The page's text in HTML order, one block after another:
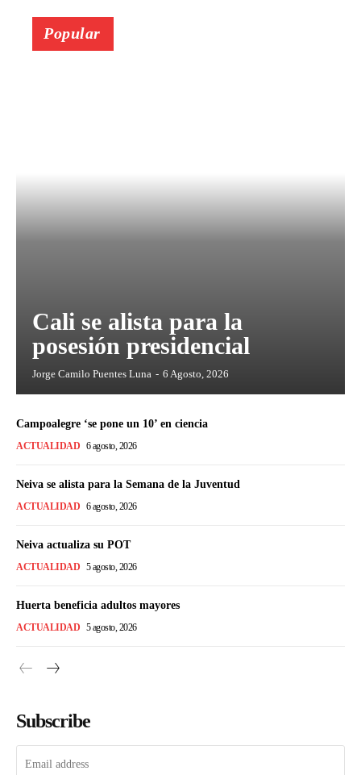
Popular
Cali se alista para la
posesión presidencial
Jorge Camilo Puentes Luna - 6 Agosto, 2026
Campoalegre ‘se pone un 10’ en ciencia
ACTUALIDAD 6 agosto, 2026
Neiva se alista para la Semana de la Juventud
ACTUALIDAD 6 agosto, 2026
Neiva actualiza su POT
ACTUALIDAD 5 agosto, 2026
Huerta beneficia adultos mayores
ACTUALIDAD 5 agosto, 2026
Subscribe